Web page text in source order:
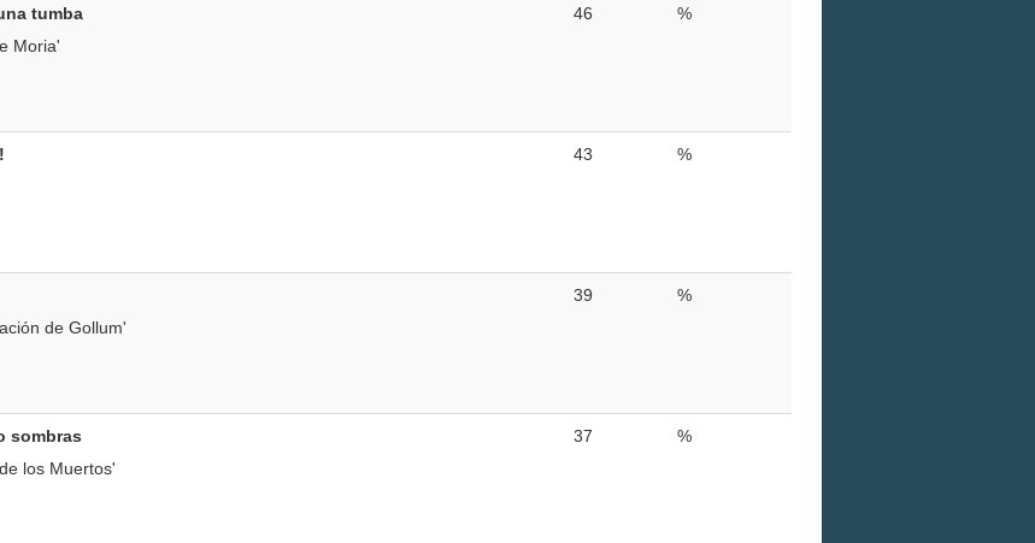
tumba
Moria'
46 %
43 %
de Gollum'
39 %
sombras
los Muertos'
37 %